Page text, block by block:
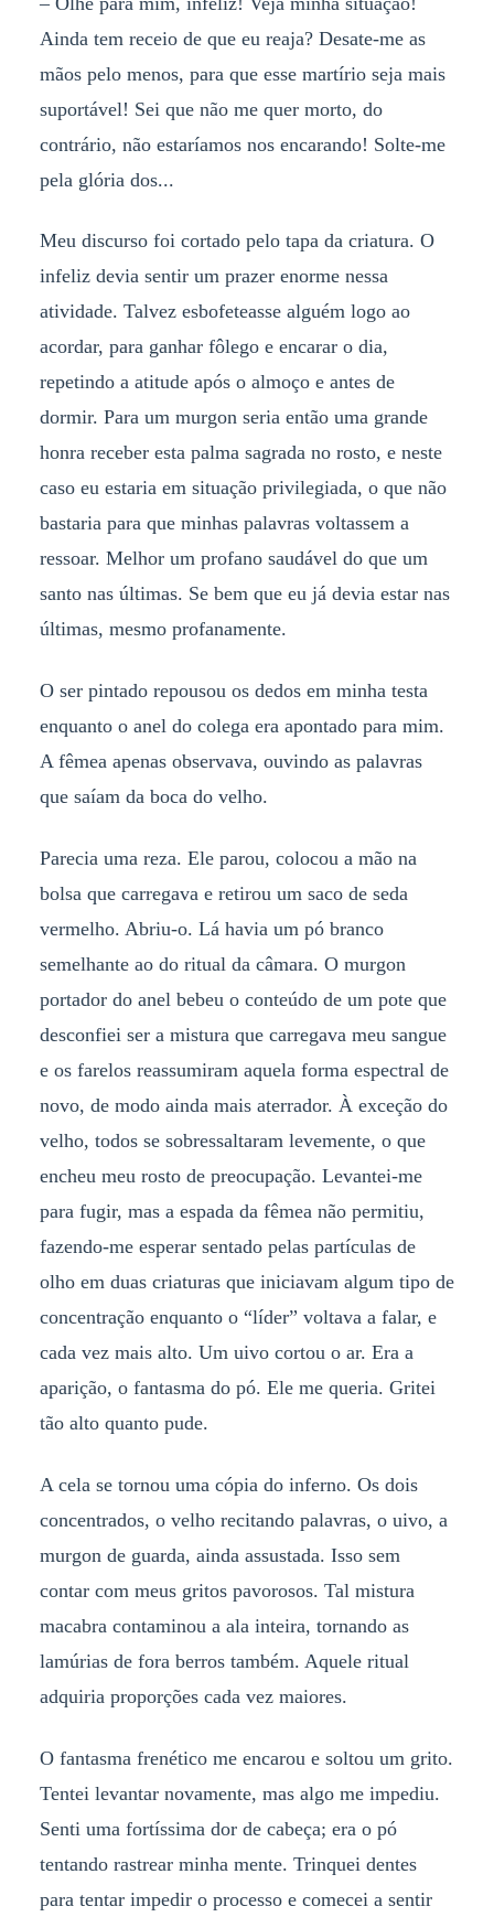
Ainda tem receio de que eu reaja? Desate-me as
mãos pelo menos, para que esse martírio seja mais
suportável! Sei que não me quer morto, do
contrário, não estaríamos nos encarando! Solte-me
pela glória dos...
Meu discurso foi cortado pelo tapa da criatura. O
infeliz devia sentir um prazer enorme nessa
atividade. Talvez esbofeteasse alguém logo ao
acordar, para ganhar fôlego e encarar o dia,
repetindo a atitude após o almoço e antes de
dormir. Para um murgon seria então uma grande
honra receber esta palma sagrada no rosto, e neste
caso eu estaria em situação privilegiada, o que não
bastaria para que minhas palavras voltassem a
ressoar. Melhor um profano saudável do que um
santo nas últimas. Se bem que eu já devia estar nas
últimas, mesmo profanamente.
O ser pintado repousou os dedos em minha testa
enquanto o anel do colega era apontado para mim.
A fêmea apenas observava, ouvindo as palavras
que saíam da boca do velho.
Parecia uma reza. Ele parou, colocou a mão na
bolsa que carregava e retirou um saco de seda
vermelho. Abriu-o. Lá havia um pó branco
semelhante ao do ritual da câmara. O murgon
portador do anel bebeu o conteúdo de um pote que
desconfiei ser a mistura que carregava meu sangue
e os farelos reassumiram aquela forma espectral de
novo, de modo ainda mais aterrador. À exceção do
velho, todos se sobressaltaram levemente, o que
encheu meu rosto de preocupação. Levantei-me
para fugir, mas a espada da fêmea não permitiu,
fazendo-me esperar sentado pelas partículas de
olho em duas criaturas que iniciavam algum tipo de
concentração enquanto o “líder” voltava a falar, e
cada vez mais alto. Um uivo cortou o ar. Era a
aparição, o fantasma do pó. Ele me queria. Gritei
tão alto quanto pude.
A cela se tornou uma cópia do inferno. Os dois
concentrados, o velho recitando palavras, o uivo, a
murgon de guarda, ainda assustada. Isso sem
contar com meus gritos pavorosos. Tal mistura
macabra contaminou a ala inteira, tornando as
lamúrias de fora berros também. Aquele ritual
adquiria proporções cada vez maiores.
O fantasma frenético me encarou e soltou um grito.
Tentei levantar novamente, mas algo me impediu.
Senti uma fortíssima dor de cabeça; era o pó
tentando rastrear minha mente. Trinquei dentes
para tentar impedir o processo e comecei a sentir